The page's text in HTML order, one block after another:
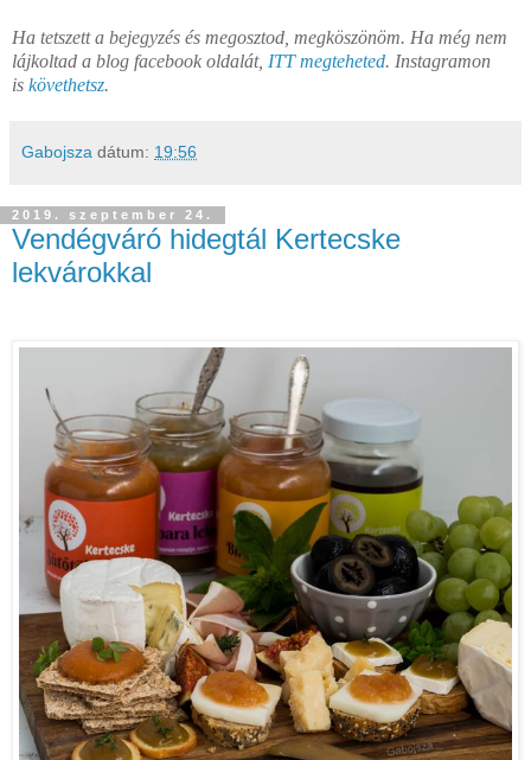
Ha tetszett a bejegyzés és megosztod, megköszönöm. Ha még nem
lájkoltad a blog facebook oldalát, ITT megteheted. Instagramon
is követhetsz.
Gabojsza dátum: 19:56
2019. szeptember 24.
Vendégváró hidegtál Kertecske
lekvárokkal